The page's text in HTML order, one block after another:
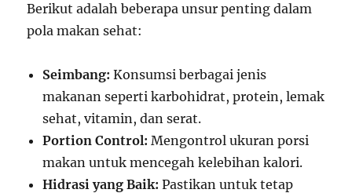
Berikut adalah beberapa unsur penting dalam
pola makan sehat:
Seimbang: Konsumsi berbagai jenis
makanan seperti karbohidrat, protein, lemak
sehat, vitamin, dan serat.
Portion Control: Mengontrol ukuran porsi
makan untuk mencegah kelebihan kalori.
Hidrasi yang Baik: Pastikan untuk tetap